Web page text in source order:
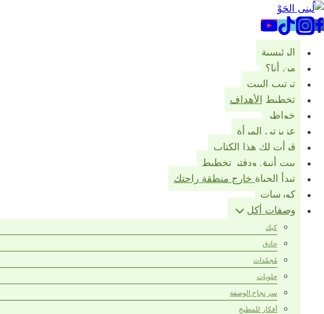
التجاوز
إلى
المحتوى
الرئيسية
من أنا؟
ترتيب البيت
تخطيط الأهداف
خواطر
عزيزتي المرأة
قرأت لك هذا الكتاب
بيت أنيق ودفتر تخطيط
تبدأ الحياة خارج منطقة راحتك
كورسات
وصفات أكل
كيك
حادق
مُجمّدات
حلويات
سر نجاح الوصفة
أفكار للمطبخ